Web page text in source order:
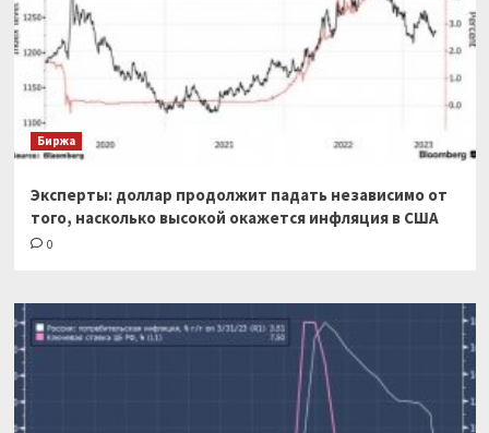
Биржа
Эксперты: доллар продолжит падать независимо от
того, насколько высокой окажется инфляция в США
0